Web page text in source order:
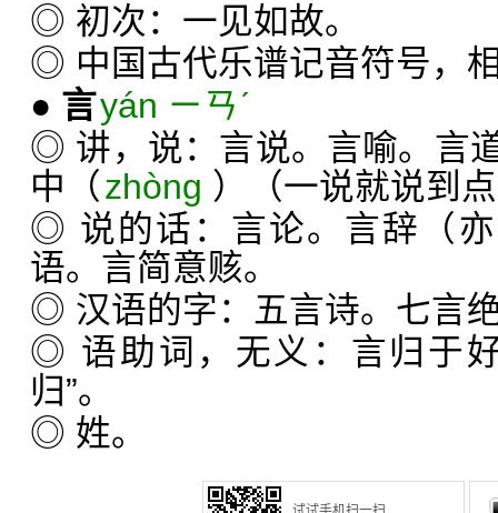
◎ 初次：一见如故。
◎ 中国古代乐谱记音符号，
● 言yán ㄧㄢˊ
◎ 讲，说：言说。言喻。言
中（zhòng ）（一说就说到
◎ 说的话：言论。言辞（亦
语。言简意赅。
◎ 汉语的字：五言诗。七言
◎ 语助词，无义：言归于
归”。
◎ 姓。